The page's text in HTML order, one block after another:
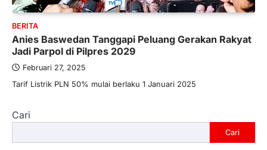
BERITA
Anies Baswedan Tanggapi Peluang Gerakan Rakyat
Jadi Parpol di Pilpres 2029
Februari 27, 2025
Tarif Listrik PLN 50% mulai berlaku 1 Januari 2025
Cari
Cari